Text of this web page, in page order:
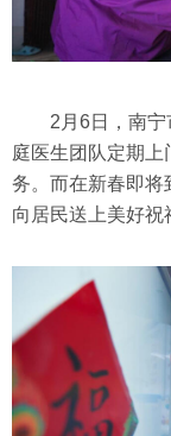
2月6日，南
庭医生团队定期上
务。而在新春即将
向居民送上美好祝